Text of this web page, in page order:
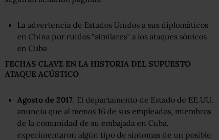
La advertencia de Estados Unidos a sus diplomáticos
en China por ruidos "similares" a los ataques sónicos
en Cuba
FECHAS CLAVE EN LA HISTORIA DEL SUPUESTO
ATAQUE ACÚSTICO
Agosto de 2017. El departamento de Estado de EE.UU.
anuncia que al menos 16 de sus empleados, miembros
de la comunidad de su embajada en Cuba,
experimentaron algún tipo de síntomas de un posible